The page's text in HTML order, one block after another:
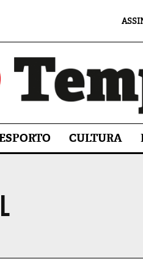
CULTURA